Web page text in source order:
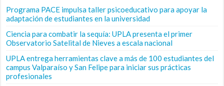
Programa PACE impulsa taller psicoeducativo para apoyar la
adaptación de estudiantes en la universidad
Ciencia para combatir la sequía: UPLA presenta el primer
Observatorio Satelital de Nieves a escala nacional
UPLA entrega herramientas clave a más de 100 estudiantes del
campus Valparaíso y San Felipe para iniciar sus prácticas
profesionales